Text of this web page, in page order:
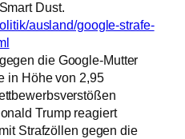
Dust.
ausland/google-strafe-
die Google-Mutter
in Höhe von 2,95
Trump reagiert
Strafzöllen gegen die